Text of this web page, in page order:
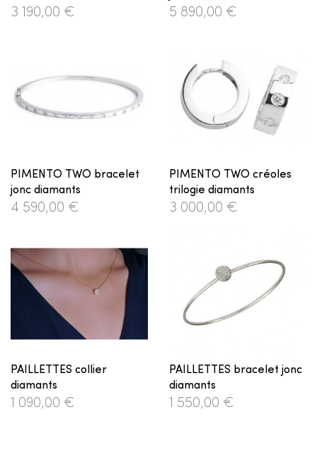
3 190,00 € 5 890,00 €
PIMENTO TWO bracelet
jonc diamants
4 590,00 €
PIMENTO TWO créoles
trilogie diamants
3 000,00 €
PAILLETTES collier
diamants
1 090,00 €
PAILLETTES bracelet jonc
diamants
1 550,00 €